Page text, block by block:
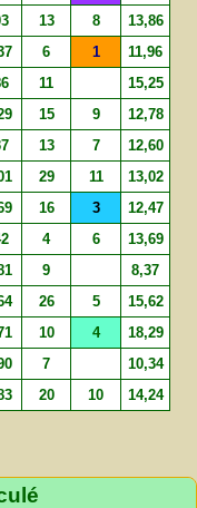
13 8 13,86
6 1 11,96
11 15,25
15 9 12,78
13 7 12,60
29 11 13,02
16 3 12,47
4 6 13,69
9 8,37
26 5 15,62
10 4 18,29
7 10,34
20 10 14,24